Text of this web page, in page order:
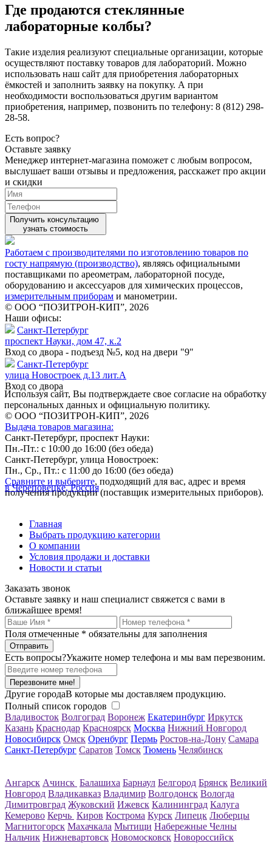
Где продаются стеклянные
лабораторные колбы?
Такие изделия реализуют специальные организации, которые
осуществляют поставку товаров для лабораторий. Можно
использовать наш сайт для приобретения лабораторных
ёмкостей и заполнить заявку на покупку. А при
необходимости воспользоваться другим вариантом
приобретения, например, позвонить по телефону: 8 (812) 298-
28-58.
Есть вопрос?
Оставьте заявку
Менеджер интернет-магазина поможет с любым вопросом,
выслушает ваши отзывы и предложения, расскажет про акции
и скидки
Получить консультацию
узнать стоимость
Работаем с производителями по изготовлению товаров по
госту напрямую (производство), являясь официальными
поставщиками по ареометрам, лабораторной посуде,
оборудованию и аксессуаров для химических процессов,
измерительным приборам и манометрии.
© ООО “ПОЗИТРОН-КИП”, 2026
Наши офисы:
Санкт-Петербург
проспект Науки, дом 47, к.2
Вход со двора - подъезд №5, код на двери "9"
Санкт-Петербург
улица Новостроек д.13 лит.А
Вход со двора
Используя сайт, Вы подтверждаете свое согласие на обработку
персональных данных и официальную политику.
© ООО “ПОЗИТРОН-КИП”, 2026
Выдача товаров магазина:
Санкт-Петербург, проспект Науки:
Пн.-Пт.: с 10:00 до 16:00 (без обеда)
Санкт-Петербург, улица Новостроек:
Пн., Ср., Пт.: с 11:00 до 16:00 (без обеда)
Сравните и выберите, подходящий для вас, адрес и время
получения продукции (поставщик измерительных приборов).
в Череповецке, Россия
Главная
Выбрать продукцию категории
О компании
Условия продажи и доставки
Новости и статьи
Заказать звонок
Оставьте заявку и наш специалист свяжется с вами в
ближайшее время!
Поля отмеченные * обязательны для заполнения
Есть вопросы?Укажите номер телефона и мы вам перезвоним.
Перезвоните мне!
Другие городаВ которые мы доставляем продукцию.
Полный список городов
Владивосток Волгоград Воронеж Екатеринбург Иркутск
Казань Краснодар Красноярск Москва Нижний Новгород
Новосибирск Омск Оренбург Пермь Ростов-на-Дону Самара
Санкт-Петербург Саратов Томск Тюмень Челябинск
Ангарск Ачинск Балашиха Барнаул Белгород Брянск Великий
Новгород Владикавказ Владимир Волгодонск Вологда
Димитровград Жуковский Ижевск Калининград Калуга
Кемерово Керчь Киров Кострома Курск Липецк Люберцы
Магнитогорск Махачкала Мытищи Набережные Челны
Нальчик Нижневартовск Новомосковск Новороссийск